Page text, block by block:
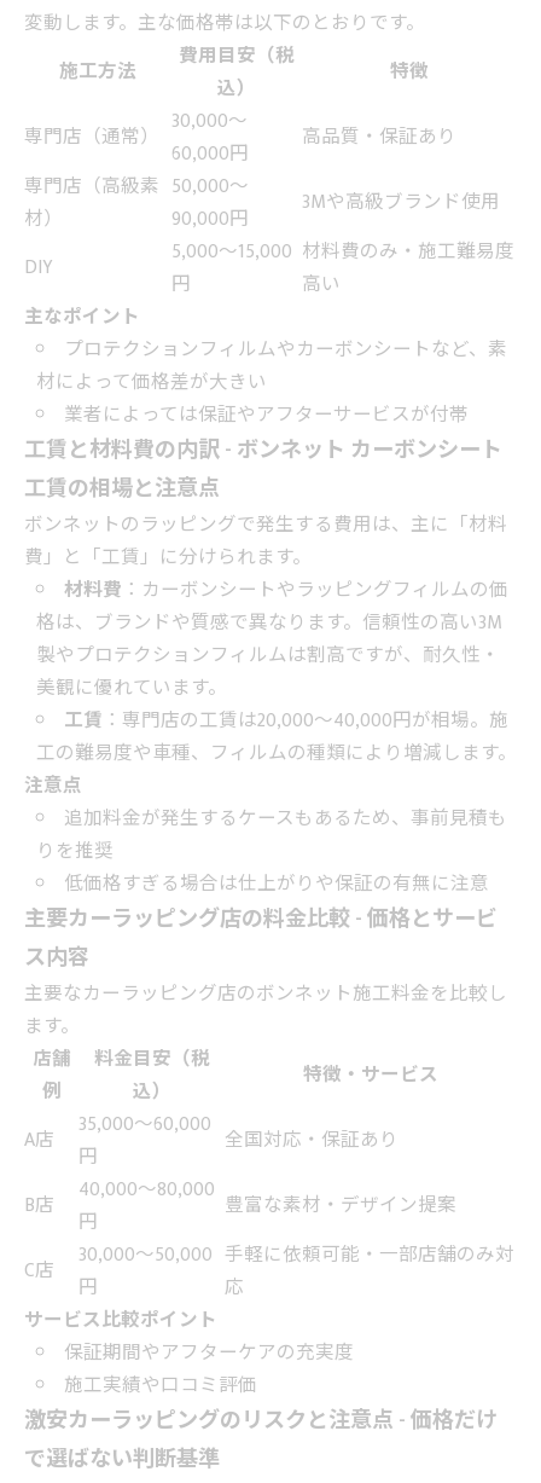
変動します。主な価格帯は以下のとおりです。
施工方法
費用目安（税
込）
特徴
専門店（通常）
30,000～
60,000円
高品質・保証あり
専門店（高級素
材）
50,000～
90,000円
3Mや高級ブランド使用
DIY
5,000～15,000
円
材料費のみ・施工難易度
高い
主なポイント
プロテクションフィルムやカーボンシートなど、素
材によって価格差が大きい
業者によっては保証やアフターサービスが付帯
工賃と材料費の内訳 - ボンネット カーボンシート
工賃の相場と注意点
ボンネットのラッピングで発生する費用は、主に「材料
費」と「工賃」に分けられます。
材料費 ：カーボンシートやラッピングフィルムの価
格は、ブランドや質感で異なります。信頼性の高い3M
製やプロテクションフィルムは割高ですが、耐久性・
美観に優れています。
工賃 ：専門店の工賃は20,000～40,000円が相場。施
工の難易度や車種、フィルムの種類により増減します。
注意点
追加料金が発生するケースもあるため、事前見積も
りを推奨
低価格すぎる場合は仕上がりや保証の有無に注意
主要カーラッピング店の料金比較 - 価格とサービ
ス内容
主要なカーラッピング店のボンネット施工料金を比較し
ます。
店舗
例
料金目安（税
込）
特徴・サービス
A店
35,000～60,000
円
全国対応・保証あり
B店
40,000～80,000
円
豊富な素材・デザイン提案
C店
30,000～50,000
円
手軽に依頼可能・一部店舗のみ対
応
サービス比較ポイント
保証期間やアフターケアの充実度
施工実績や口コミ評価
激安カーラッピングのリスクと注意点 - 価格だけ
で選ばない判断基準